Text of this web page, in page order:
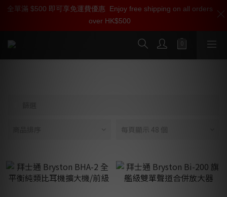
每頁顯示 48 個
加入雅詠尊尚會員，即享【$1000迎新購物金】【點數回贈 1點數
=1HKD】 獨家會員價
全單滿 $500 即可享免運費優惠
Enjoy free shipping on all orders
over HK$500